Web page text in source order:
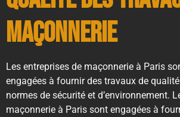
maçonnerie
Les entreprises de maçonnerie à Paris
engagées à fournir des travaux de
normes de sécurité et d’environnement.
maçonnerie à Paris sont engagées à